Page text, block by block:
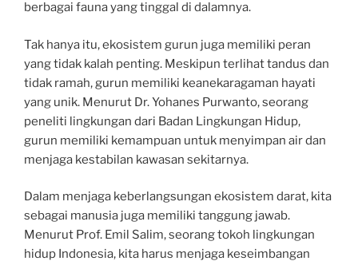
berbagai fauna yang tinggal di dalamnya.
Tak hanya itu, ekosistem gurun juga memiliki peran
yang tidak kalah penting. Meskipun terlihat tandus dan
tidak ramah, gurun memiliki keanekaragaman hayati
yang unik. Menurut Dr. Yohanes Purwanto, seorang
peneliti lingkungan dari Badan Lingkungan Hidup,
gurun memiliki kemampuan untuk menyimpan air dan
menjaga kestabilan kawasan sekitarnya.
Dalam menjaga keberlangsungan ekosistem darat, kita
sebagai manusia juga memiliki tanggung jawab.
Menurut Prof. Emil Salim, seorang tokoh lingkungan
hidup Indonesia, kita harus menjaga keseimbangan